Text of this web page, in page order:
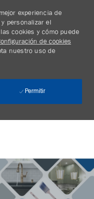
experiencia de
personalizar el
cookies y cómo puede
de cookies
nuestro uso de
Permitir